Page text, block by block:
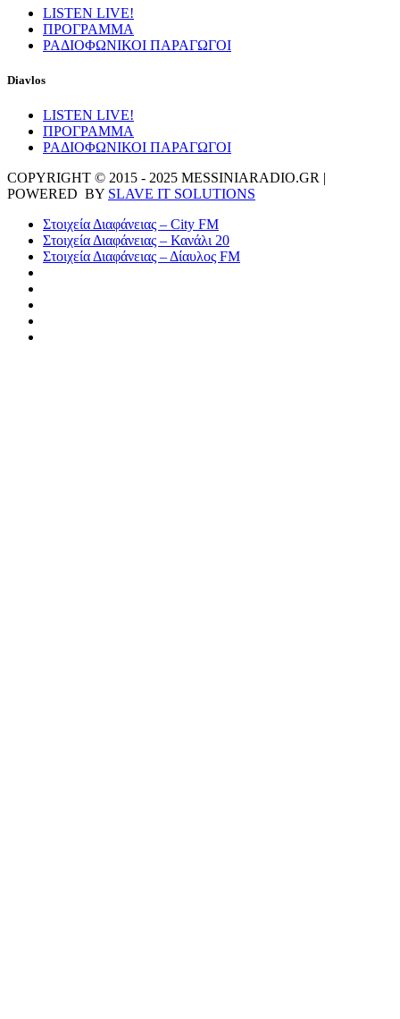
LISTEN LIVE!
ΠΡΟΓΡΑΜΜΑ
ΡΑΔΙΟΦΩΝΙΚΟΙ ΠΑΡΑΓΩΓΟΙ
Diavlos
LISTEN LIVE!
ΠΡΟΓΡΑΜΜΑ
ΡΑΔΙΟΦΩΝΙΚΟΙ ΠΑΡΑΓΩΓΟΙ
COPYRIGHT © 2015 - 2025 MESSINIARADIO.GR |
POWERED BY SLAVE IT SOLUTIONS
Στοιχεία Διαφάνειας – City FM
Στοιχεία Διαφάνειας – Κανάλι 20
Στοιχεία Διαφάνειας – Δίαυλος FM